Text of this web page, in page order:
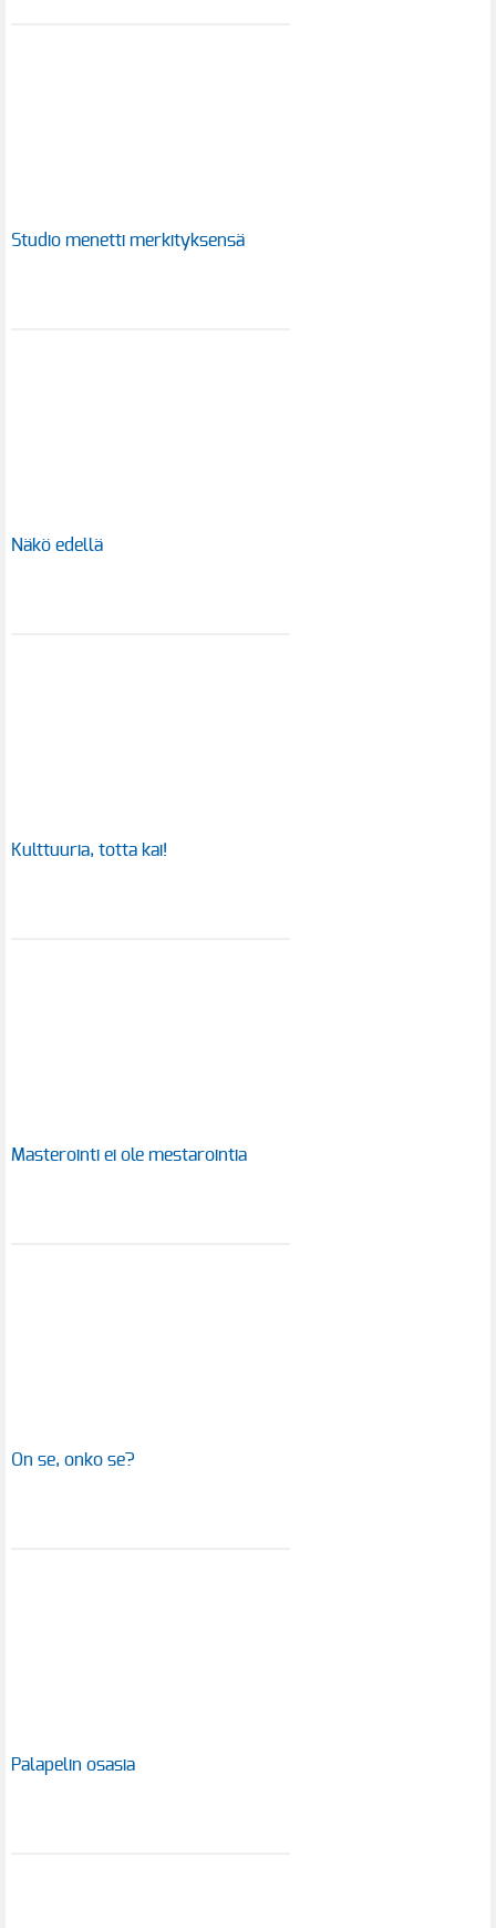
Studio menetti merkityksensä
Näkö edellä
Kulttuuria, totta kai!
Masterointi ei ole mestarointia
On se, onko se?
Palapelin osasia